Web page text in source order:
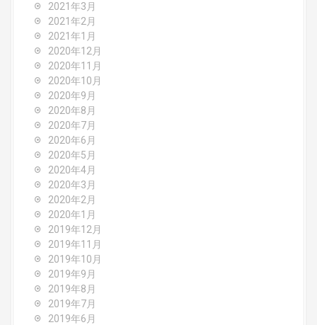
2021年3月
2021年2月
2021年1月
2020年12月
2020年11月
2020年10月
2020年9月
2020年8月
2020年7月
2020年6月
2020年5月
2020年4月
2020年3月
2020年2月
2020年1月
2019年12月
2019年11月
2019年10月
2019年9月
2019年8月
2019年7月
2019年6月